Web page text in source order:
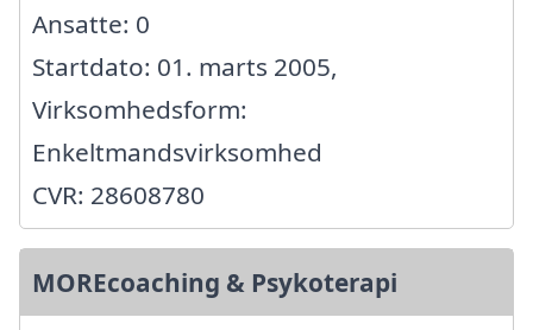
Ansatte: 0
Startdato: 01. marts 2005,
Virksomhedsform:
Enkeltmandsvirksomhed
CVR: 28608780
MOREcoaching & Psykoterapi